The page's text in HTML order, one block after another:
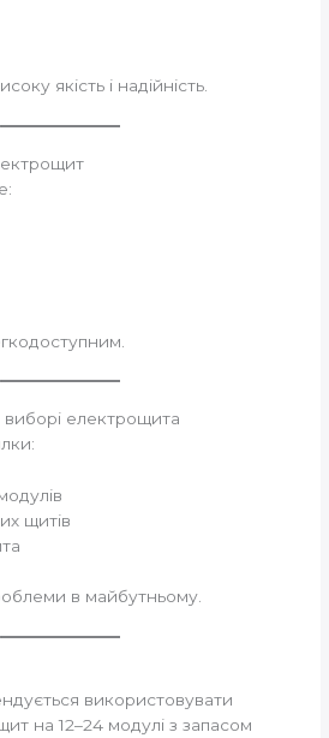
якість і надійність.
електрощита
щитів
в майбутньому.
використовувати
на 12–24 модулі з запасом